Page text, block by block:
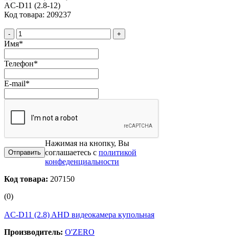
AC-D11 (2.8-12)
Код товара: 209237
- +
Имя*
Телефон*
E-mail*
Нажимая на кнопку, Вы
соглашаетесь с политикой
конфеденциальности
Код товара: 207150
(0)
AC-D11 (2.8) AHD видеокамера купольная
Производитель: O'ZERO